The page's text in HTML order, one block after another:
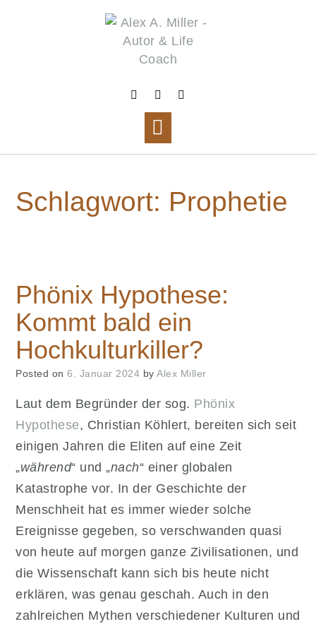
Schlagwort: Prophetie
Phönix Hypothese:
Kommt bald ein
Hochkulturkiller?
Posted on 6. Januar 2024 by Alex Miller
Laut dem Begründer der sog. Phönix
Hypothese, Christian Köhlert, bereiten sich seit
einigen Jahren die Eliten auf eine Zeit
„während“ und „nach“ einer globalen
Katastrophe vor. In der Geschichte der
Menschheit hat es immer wieder solche
Ereignisse gegeben, so verschwanden quasi
von heute auf morgen ganze Zivilisationen, und
die Wissenschaft kann sich bis heute nicht
erklären, was genau geschah. Auch in den
zahlreichen Mythen verschiedener Kulturen und